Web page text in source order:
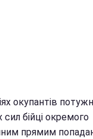
окупантів
бійці окремого
прямим